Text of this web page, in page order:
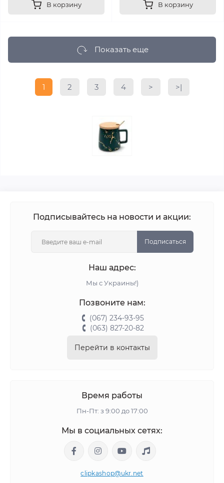
В корзину В корзину
Показать еще
1 2 3 4 > >|
Подписывайтесь на новости и акции:
Подписаться
Наш адрес:
Мы с Украины!)
Позвоните нам:
(067) 234-93-95
(063) 827-20-82
Перейти в контакты
Время работы
Пн-Пт: з 9:00 до 17:00
Мы в социальных сетях:
clipkashop@ukr.net